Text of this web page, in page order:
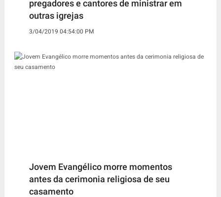
pregadores e cantores de ministrar em
outras igrejas
3/04/2019 04:54:00 PM
Jovem Evangélico morre momentos
antes da cerimonia religiosa de seu
casamento